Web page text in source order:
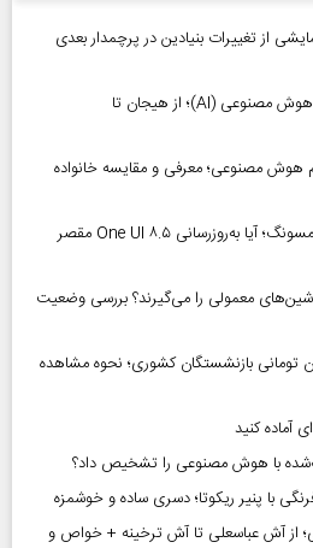
پیش‌نمایشی از تغییرات بنیادین در پرچمدار بعدی
رشد خیره‌کننده بازار توکن‌های هوش مصنوعی (AI)؛ از هیجان تا
هوش مصنوعی؛ معرفی و مقایسه خانواده
بحران باتری در گوشی‌های سامسونگ؛ آیا به‌روزرسانی One UI ۸.۵ مقصر
معمولی را می‌گیرند؟ بررسی وضعیت
وام ضروری ۷۵ میلیون تومانی بازنشستگان کشوری؛ نحوه مشاهده
با هوش مصنوعی را تشخیص داد؟
با پنیر ریکوتا؛ دسری ساده و خوشمزه
از آش عباسعلی تا آش ترخینه + خواص و